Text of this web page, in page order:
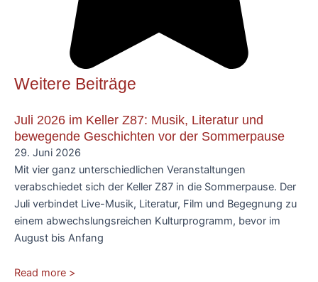
Weitere Beiträge
Juli 2026 im Keller Z87: Musik, Literatur und
bewegende Geschichten vor der Sommerpause
29. Juni 2026
Mit vier ganz unterschiedlichen Veranstaltungen
verabschiedet sich der Keller Z87 in die Sommerpause. Der
Juli verbindet Live-Musik, Literatur, Film und Begegnung zu
einem abwechslungsreichen Kulturprogramm, bevor im
August bis Anfang
Read more >